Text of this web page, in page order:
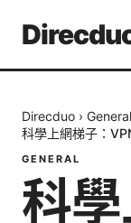
Direcduo › General
科學上網梯子：
GENERAL
科學